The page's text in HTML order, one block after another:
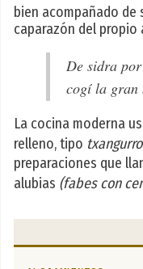
bien acompañado de
caparazón del propio
De sidra
cogí la gran
La cocina moderna
relleno, tipo txangurro
preparaciones que
alubias (fabes con